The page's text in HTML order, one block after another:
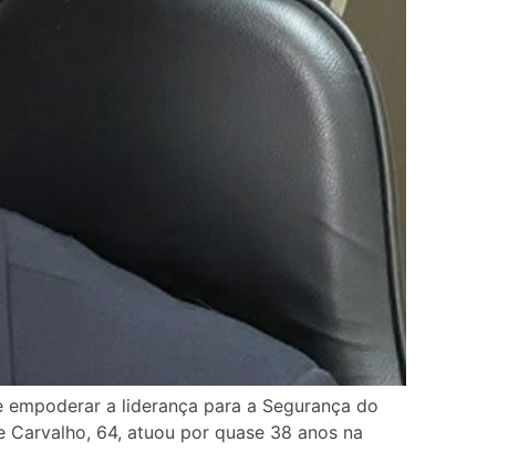
a liderança para a Segurança do
64, atuou por quase 38 anos na